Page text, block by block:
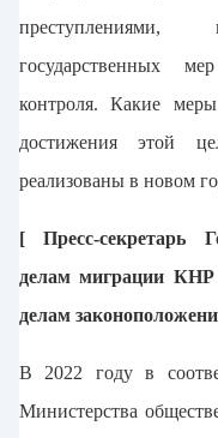
преступлениями,
государственных
контроля. Какие
достижения этой
реализованы в новом
[ Пресс-секретарь
делам миграции КНР
делам
В 2022 году в
Министерства